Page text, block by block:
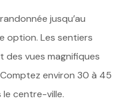
jusqu’au
option. Les sentiers
vues magnifiques
environ 30 à 45
le centre-ville.